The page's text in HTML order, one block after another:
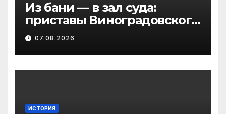
Из бани — в зал суда:
приставы Виноградовского
округа разыскали
должника по алиментам
07.08.2026
ИСТОРИЯ